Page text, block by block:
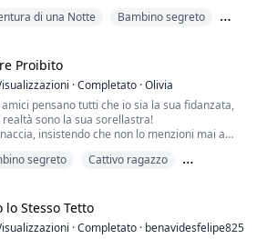
dopo, torno come una rinomata stilista,
la verità finalmente viene a galla, mi supplica
possibil...
di una Notte
Bambino segreto
Proibito
·Completato ·Olivia
pensano tutti che io sia la sua fidanzata,
realtà sono la sua sorellastra!
insistendo che non lo menzioni mai a
mai immaginato di sviluppare sentimenti per
segreto
Cattivo ragazzo
lo Stesso Tetto
·Completato · benavidesfelipe825